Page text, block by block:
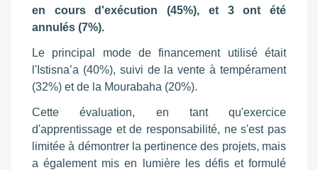
en cours d'exécution (45%), et 3 ont été
annulés (7%).
Le principal mode de financement utilisé était
l'Istisna’a (40%), suivi de la vente à tempérament
(32%) et de la Mourabaha (20%).
Cette évaluation, en tant qu'exercice
d'apprentissage et de responsabilité, ne s'est pas
limitée à démontrer la pertinence des projets, mais
a également mis en lumière les défis et formulé